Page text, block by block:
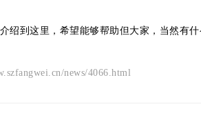
绍到这里，希望能够帮助但大家，当然有
news/4066.html